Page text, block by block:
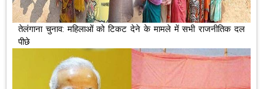
तेलंगाना चुनाव: महिलाओं को टिकट देने के मामले में सभी राजनीतिक दल
पीछे